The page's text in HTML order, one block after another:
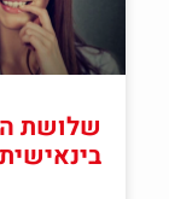
שלושת